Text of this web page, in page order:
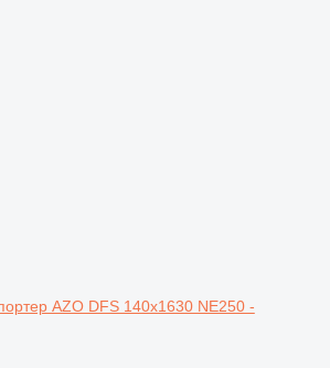
AZO DFS 140x1630 NE250 -